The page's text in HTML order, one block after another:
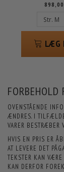
898,00
LÆG
FORBEHOLD
OVENSTÅENDE
ÆNDRES. I
VARER BESTRÆBER
HVIS EN PRIS ER
AT LEVERE DET
TEKSTER KAN VÆRE
KAN DERFOR